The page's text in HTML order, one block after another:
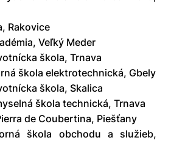
Rakovice
Veľký Meder
škola, Trnava
škola elektrotechnická, Gbely
škola, Skalica
škola technická, Trnava
de Coubertina, Piešťany
škola obchodu a služieb,